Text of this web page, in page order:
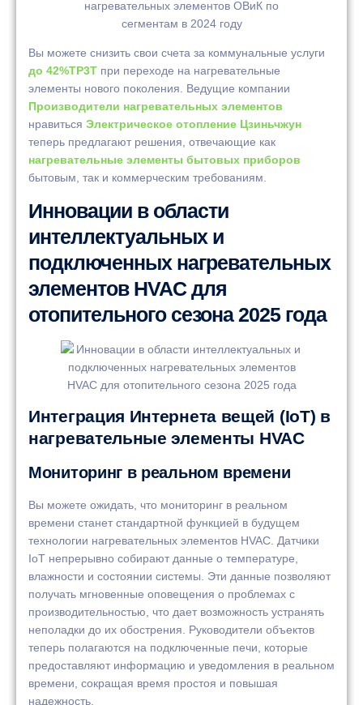
Вы можете снизить свои счета за коммунальные услуги
до 42%TP3T при переходе на нагревательные
элементы нового поколения. Ведущие компании
Производители нагревательных элементов
нравиться Электрическое отопление Цзиньчжун
теперь предлагают решения, отвечающие как
нагревательные элементы бытовых приборов
бытовым, так и коммерческим требованиям.
Инновации в области
интеллектуальных и
подключенных нагревательных
элементов HVAC для
отопительного сезона 2025 года
Интеграция Интернета вещей (IoT) в
нагревательные элементы HVAC
Мониторинг в реальном времени
Вы можете ожидать, что мониторинг в реальном
времени станет стандартной функцией в будущем
технологии нагревательных элементов HVAC. Датчики
IoT непрерывно собирают данные о температуре,
влажности и состоянии системы. Эти данные позволяют
получать мгновенные оповещения о проблемах с
производительностью, что дает возможность устранять
неполадки до их обострения. Руководители объектов
теперь полагаются на подключенные печи, которые
предоставляют информацию и уведомления в реальном
времени, сокращая время простоя и повышая
надежность.